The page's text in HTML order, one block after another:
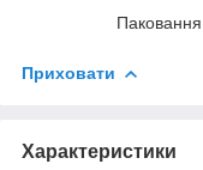
Приховати
Характеристики